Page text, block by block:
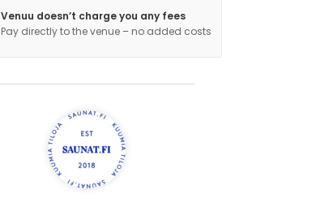
Venuu doesn’t charge you any fees
Pay directly to the venue – no added costs